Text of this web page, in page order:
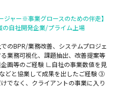
ジャー※事業グロースのための伴走】
自社開発企業/プライム上場
のBPR/業務改善、システムプロジェ
業務可視化、課題抽出、改善提案等
画等のご経験 ∟自社の事業数値を見
どと協業して成果を出したご経験 ③
でなく、クライアントの事業に入り